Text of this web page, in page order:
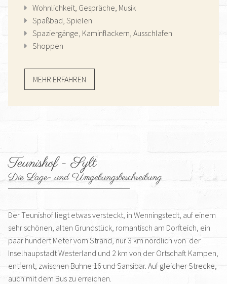
Wohnlichkeit, Gespräche, Musik
Spaßbad, Spielen
Spaziergänge, Kaminflackern, Ausschlafen
Shoppen
MEHR ERFAHREN
Teunishof - Sylt
Die Lage- und Umgebungsbeschreibung
Der Teunishof liegt etwas versteckt, in Wenningstedt, auf einem
sehr schönen, alten Grundstück, romantisch am Dorfteich, ein
paar hundert Meter vom Strand, nur 3 km nördlich von der
Inselhaupstadt Westerland und 2 km von der Ortschaft Kampen,
entfernt, zwischen Buhne 16 und Sansibar. Auf gleicher Strecke,
auch mit dem Bus zu erreichen.